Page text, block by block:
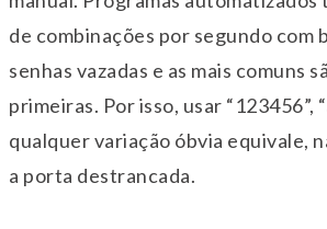
de combinações por segundo com
senhas vazadas e as mais comuns
primeiras. Por isso, usar “123456”,
qualquer variação óbvia equivale,
a porta destrancada.